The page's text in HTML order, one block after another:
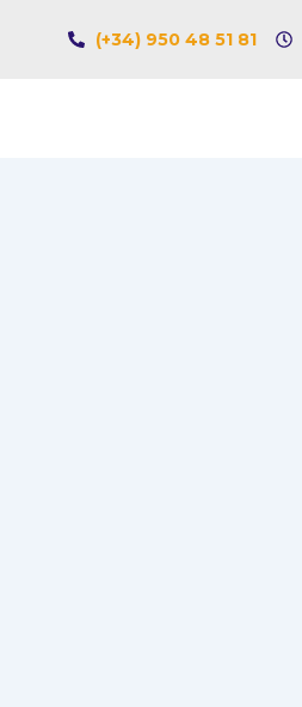
(+34) 950 48 51 81